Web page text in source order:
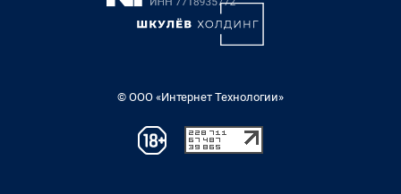
© ООО «Интернет Технологии»